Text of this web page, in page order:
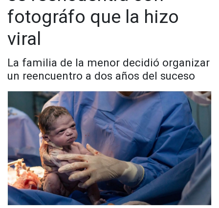
fotográfo que la hizo
viral
La familia de la menor decidió organizar
un reencuentro a dos años del suceso